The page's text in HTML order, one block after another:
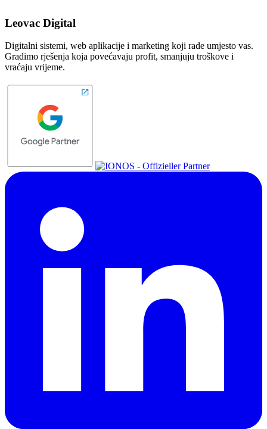
Leovac Digital
Digitalni sistemi, web aplikacije i marketing koji rade umjesto vas.
Gradimo rješenja koja povećavaju profit, smanjuju troškove i
vraćaju vrijeme.